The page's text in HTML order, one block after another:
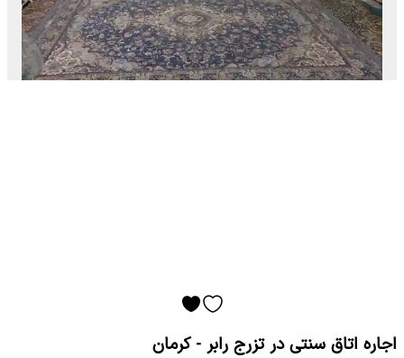
اجاره اتاق سنتی در تزرج رابر - کرمان